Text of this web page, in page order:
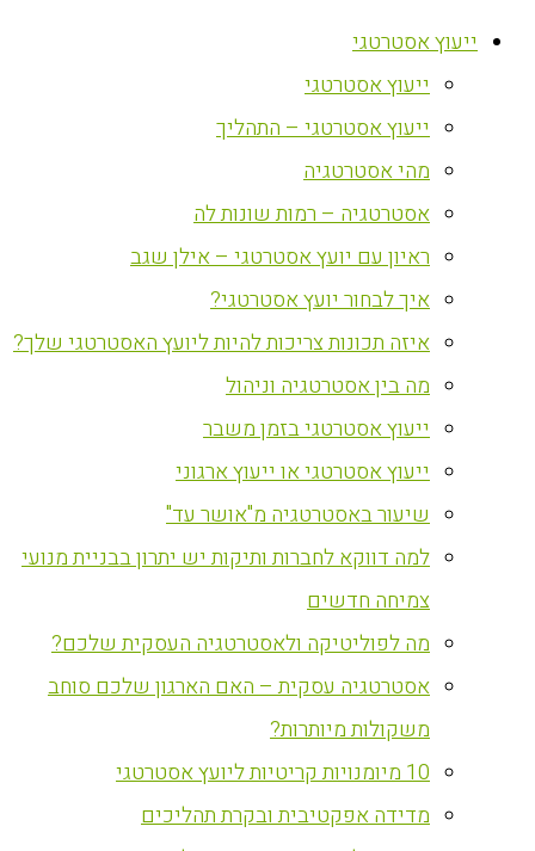
ייעוץ אסטרטגי
ייעוץ אסטרטגי
ייעוץ אסטרטגי – התהליך
מהי אסטרטגיה
אסטרטגיה – רמות שונות לה
ראיון עם יועץ אסטרטגי – אילן שגב
איך לבחור יועץ אסטרטגי?
איזה תכונות צריכות להיות ליועץ האסטרטגי שלך?
מה בין אסטרטגיה וניהול
ייעוץ אסטרטגי בזמן משבר
ייעוץ אסטרטגי או ייעוץ ארגוני
שיעור באסטרטגיה מ"אושר עד"
למה דווקא לחברות ותיקות יש יתרון בבניית מנועי
צמיחה חדשים
מה לפוליטיקה ולאסטרטגיה העסקית שלכם?
אסטרטגיה עסקית – האם הארגון שלכם סוחב
משקולות מיותרות?
10 מיומנויות קריטיות ליועץ אסטרטגי
מדידה אפקטיבית ובקרת תהליכים